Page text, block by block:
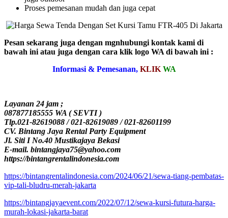
Proses pemesanan mudah dan juga cepat
Pesan sekarang juga dengan mgnhubungi kontak kami di
bawah ini atau juga dengan cara klik logo WA di bawah ini :
Informasi & Pemesanan, KLIK WA
Layanan 24 jam ;
087877185555 WA ( SEVTI )
Tlp.021-82619088 / 021-82619089 / 021-82601199
CV. Bintang Jaya Rental Party Equipment
Jl. Siti I No.40 Mustikajaya Bekasi
E-mail. bintangjaya75@yahoo.com
https://bintangrentalindonesia.com
https://bintangrentalindonesia.com/2024/06/21/sewa-tiang-pembatas-
vip-tali-bludru-merah-jakarta
https://bintangjayaevent.com/2022/07/12/sewa-kursi-futura-harga-
murah-lokasi-jakarta-barat